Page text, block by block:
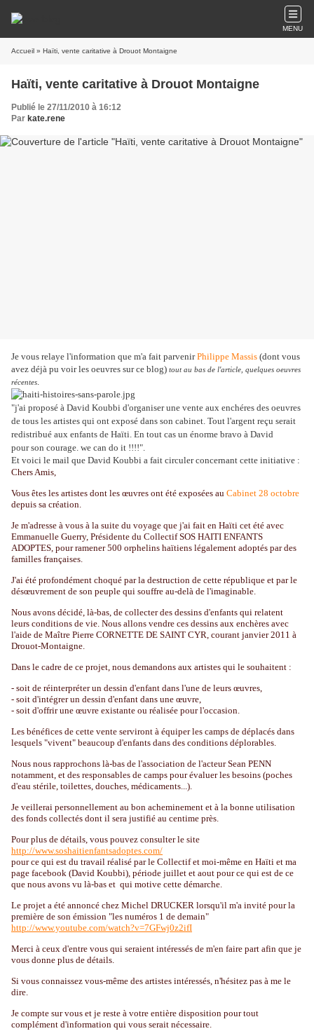
MENU
Accueil » Haïti, vente caritative à Drouot Montaigne
Haïti, vente caritative à Drouot Montaigne
Publié le 27/11/2010 à 16:12
Par kate.rene
Je vous relaye l'information que m'a fait parvenirPhilippe Massis (dont vous
avez déjà pu voir les oeuvres sur ce blog) tout au bas de l'article, quelques oeuvres
récentes.
"j'ai proposé à David Koubbi d'organiser une vente aux enchéres des oeuvres
de tous les artistes qui ont exposé dans son cabinet. Tout l'argent reçu serait
redistribué aux enfants de Haïti. En tout cas un énorme bravo à David
pour son courage. we can do it !!!!".
Et voici le mail que David Koubbi a fait circuler concernant cette initiative :
Chers Amis,
Vous êtes les artistes dont les œuvres ont été exposées au Cabinet 28 octobre
depuis sa création.
Je m'adresse à vous à la suite du voyage que j'ai fait en Haïti cet été avec
Emmanuelle Guerry, Présidente du Collectif SOS HAITI ENFANTS
ADOPTES, pour ramener 500 orphelins haïtiens légalement adoptés par des
familles françaises.
J'ai été profondément choqué par la destruction de cette république et par le
désœuvrement de son peuple qui souffre au-delà de l'imaginable.
Nous avons décidé, là-bas, de collecter des dessins d'enfants qui relatent
leurs conditions de vie. Nous allons vendre ces dessins aux enchères avec
l'aide de Maître Pierre CORNETTE DE SAINT CYR, courant janvier 2011 à
Drouot-Montaigne.
Dans le cadre de ce projet, nous demandons aux artistes qui le souhaitent :
- soit de réinterpréter un dessin d'enfant dans l'une de leurs œuvres,
- soit d'intégrer un dessin d'enfant dans une œuvre,
- soit d'offrir une œuvre existante ou réalisée pour l'occasion.
Les bénéfices de cette vente serviront à équiper les camps de déplacés dans
lesquels "vivent" beaucoup d'enfants dans des conditions déplorables.
Nous nous rapprochons là-bas de l'association de l'acteur Sean PENN
notamment, et des responsables de camps pour évaluer les besoins (poches
d'eau stérile, toilettes, douches, médicaments...).
Je veillerai personnellement au bon acheminement et à la bonne utilisation
des fonds collectés dont il sera justifié au centime près.
Pour plus de détails, vous pouvez consulter le site
http://www.soshaitienfantsadoptes.com/
pour ce qui est du travail réalisé par le Collectif et moi-même en Haïti et ma
page facebook (David Koubbi), période juillet et aout pour ce qui est de ce
que nous avons vu là-bas et qui motive cette démarche.
Le projet a été annoncé chez Michel DRUCKER lorsqu'il m'a invité pour la
première de son émission "les numéros 1 de demain"
http://www.youtube.com/watch?v=7GFwj0z2ifI
Merci à ceux d'entre vous qui seraient intéressés de m'en faire part afin que je
vous donne plus de détails.
Si vous connaissez vous-même des artistes intéressés, n'hésitez pas à me le
dire.
Je compte sur vous et je reste à votre entière disposition pour tout
complément d'information qui vous serait nécessaire.